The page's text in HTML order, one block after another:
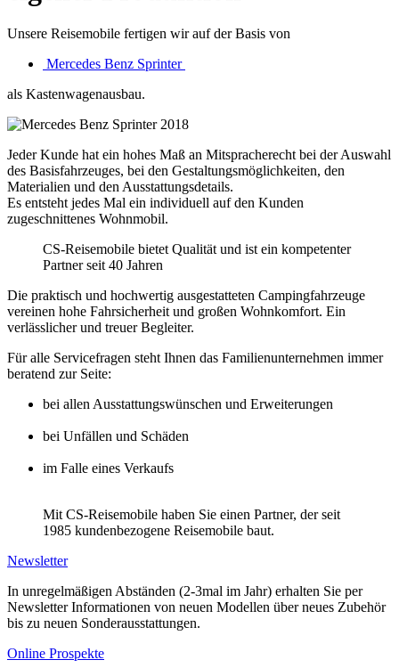
Unsere Reisemobile fertigen wir auf der Basis von
Mercedes Benz Sprinter
als Kastenwagenausbau.
Jeder Kunde hat ein hohes Maß an Mitspracherecht bei der Auswahl
des Basisfahrzeuges, bei den Gestaltungsmöglichkeiten, den
Materialien und den Ausstattungsdetails.
Es entsteht jedes Mal ein individuell auf den Kunden
zugeschnittenes Wohnmobil.
CS-Reisemobile bietet Qualität und ist ein kompetenter
Partner seit 40 Jahren
Die praktisch und hochwertig ausgestatteten Campingfahrzeuge
vereinen hohe Fahrsicherheit und großen Wohnkomfort. Ein
verlässlicher und treuer Begleiter.
Für alle Servicefragen steht Ihnen das Familienunternehmen immer
beratend zur Seite:
bei allen Ausstattungswünschen und Erweiterungen
bei Unfällen und Schäden
im Falle eines Verkaufs
Mit CS-Reisemobile haben Sie einen Partner, der seit
1985 kundenbezogene Reisemobile baut.
Newsletter
In unregelmäßigen Abständen (2-3mal im Jahr) erhalten Sie per
Newsletter Informationen von neuen Modellen über neues Zubehör
bis zu neuen Sonderausstattungen.
Online Prospekte